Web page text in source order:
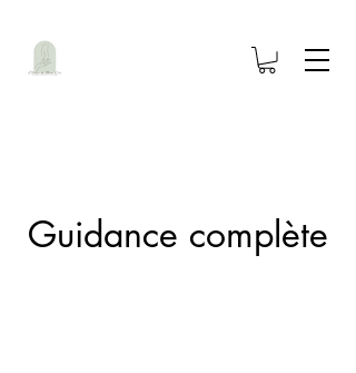
Guidance complète